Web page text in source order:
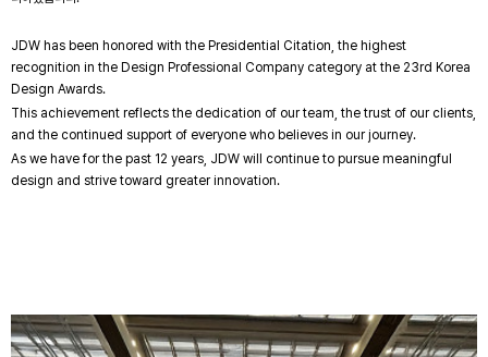
JDW has been honored with the Presidential Citation, the highest
recognition in the Design Professional Company category at the 23rd Korea
Design Awards.
This achievement reflects the dedication of our team, the trust of our clients,
and the continued support of everyone who believes in our journey.
As we have for the past 12 years, JDW will continue to pursue meaningful
design and strive toward greater innovation.